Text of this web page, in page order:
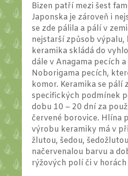
Bizen patří mezi šest
Japonska je zároveň i
se zde pálila a pálí v
nejstarší způsob výpalu,
keramika skládá do
dále v Anagama pecích
Noborigama pecích,
komor. Keramika se pálí
specifických podmínek
dobu 10 – 20 dní za
červené borovice. Hlína
výrobu keramiky má v
žlutou, šedou,
načervenalou barvu a
rýžových polí či v